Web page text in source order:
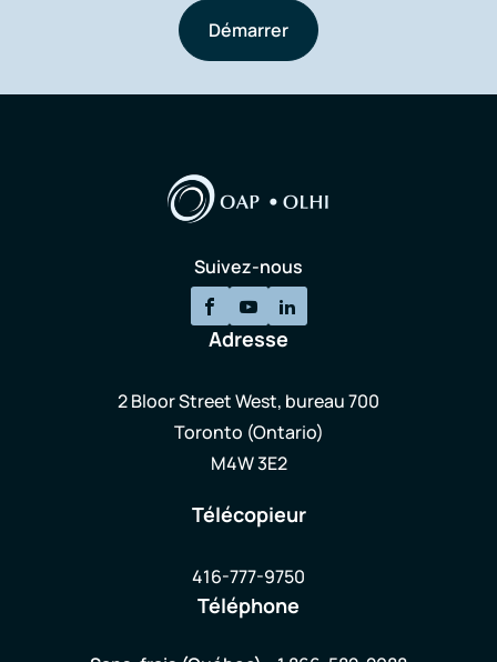
Démarrer
Suivez-nous
Adresse
2 Bloor Street West, bureau 700
Toronto (Ontario)
M4W 3E2
Télécopieur
416-777-9750
Téléphone